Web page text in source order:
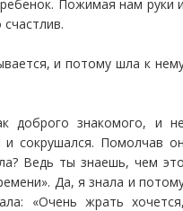
Пожимая нам руки
и потому шла к
доброго знакомого, и
и сокрушался. Помолчав
Ведь ты знаешь, чем
Да, я знала и
«Очень жрать